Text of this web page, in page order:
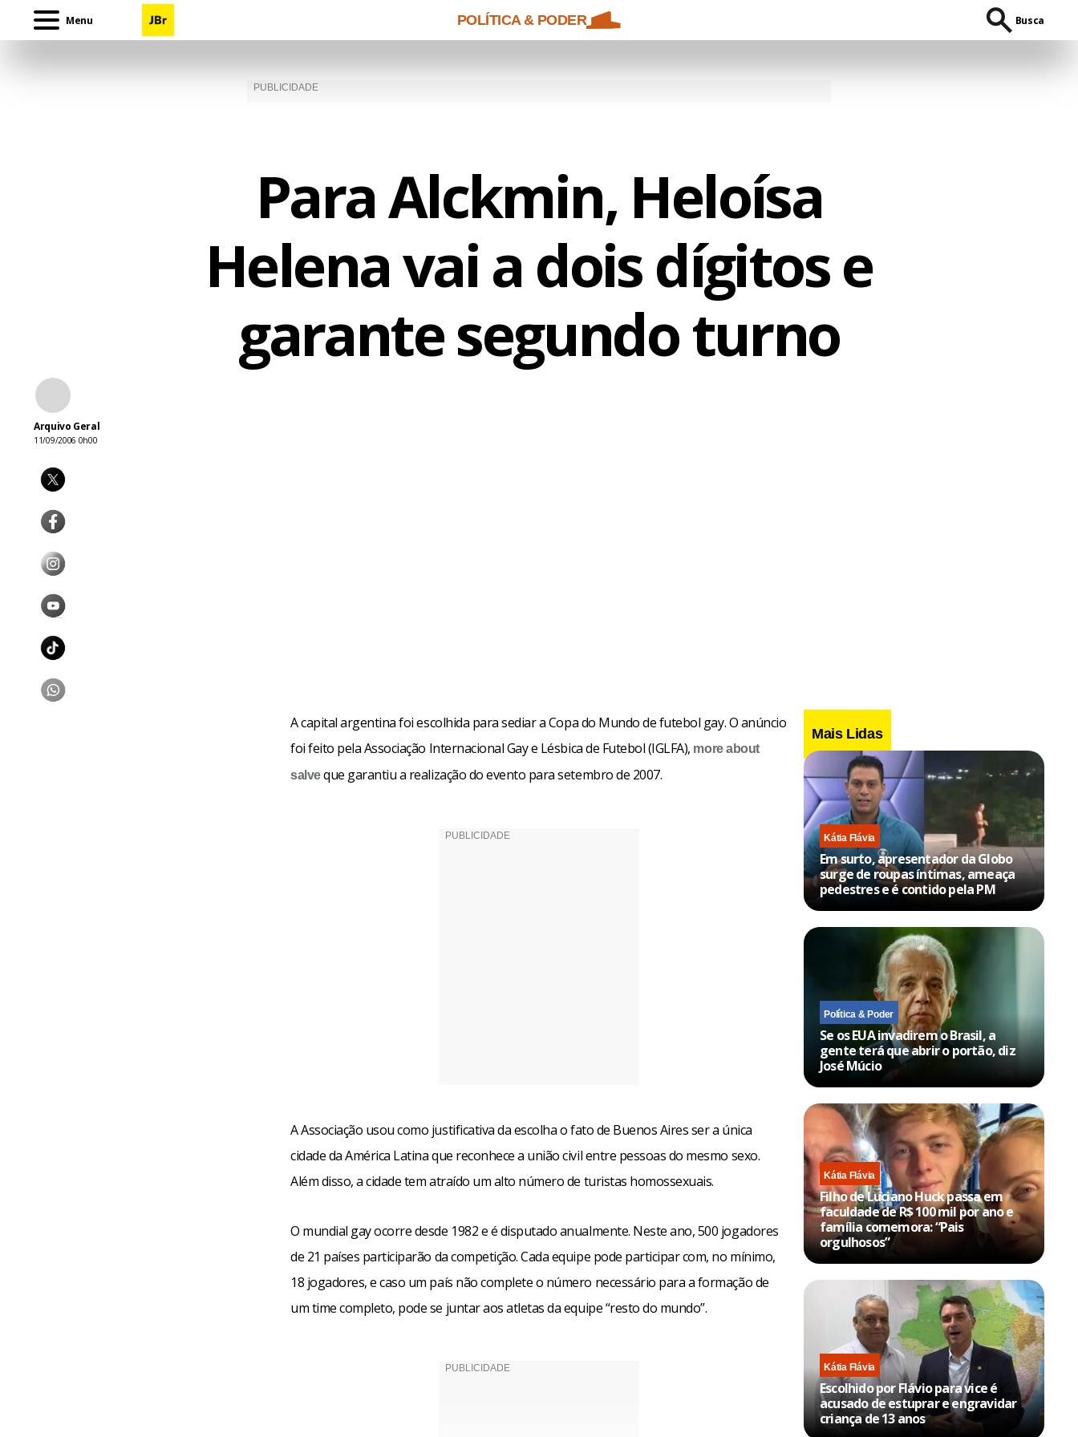
Menu POLÍTICA & PODER Busca
Para Alckmin, Heloísa
Helena vai a dois dígitos e
garante segundo turno
Arquivo Geral
11/09/2006 0h00
A capital argentina foi escolhida para sediar a Copa do Mundo de futebol gay. O anúncio
foi feito pela Associação Internacional Gay e Lésbica de Futebol (IGLFA), more about
salveque garantiu a realização do evento para setembro de 2007.
A Associação usou como justificativa da escolha o fato de Buenos Aires ser a única
cidade da América Latina que reconhece a união civil entre pessoas do mesmo sexo.
Além disso, a cidade tem atraído um alto número de turistas homossexuais.
O mundial gay ocorre desde 1982 e é disputado anualmente. Neste ano, 500 jogadores
de 21 países participarão da competição. Cada equipe pode participar com, no mínimo,
18 jogadores, e caso um país não complete o número necessário para a formação de
um time completo, pode se juntar aos atletas da equipe “resto do mundo”.
Mais Lidas
Kátia Flávia
Em surto, apresentador da Globo
surge de roupas íntimas, ameaça
pedestres e é contido pela PM
Política & Poder
Se os EUA invadirem o Brasil, a
gente terá que abrir o portão, diz
José Múcio
Kátia Flávia
Filho de Luciano Huck passa em
faculdade de R$ 100 mil por ano e
família comemora: “Pais
orgulhosos”
Kátia Flávia
Escolhido por Flávio para vice é
acusado de estuprar e engravidar
criança de 13 anos